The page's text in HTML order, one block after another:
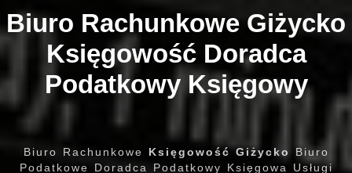
Biuro Rachunkowe Giżycko
Księgowość Doradca
Podatkowy Księgowy
Biuro Rachunkowe Księgowość Giżycko
Biuro
Podatkowe Doradca Podatkowy Księgowa Usługi